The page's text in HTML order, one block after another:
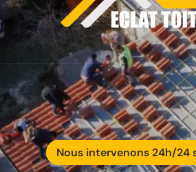
Nous intervenons 24h/24